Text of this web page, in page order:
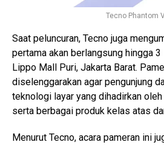
Tecno Phantom
Saat peluncuran, Tecno juga
pertama akan berlangsung hingga
Lippo Mall Puri, Jakarta Barat.
diselenggarakan agar pengunjung
teknologi layar yang dihadirkan
serta berbagai produk kelas atas
Menurut Tecno, acara pameran ini